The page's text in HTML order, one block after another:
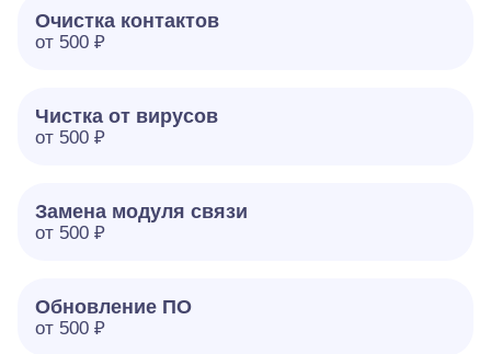
Очистка контактов
от 500 ₽
Чистка от вирусов
от 500 ₽
Замена модуля связи
от 500 ₽
Обновление ПО
от 500 ₽